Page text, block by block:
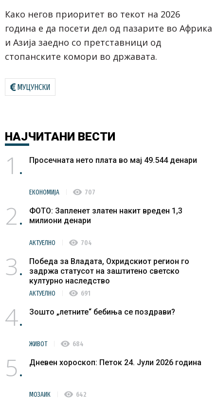
Како негов приоритет во текот на 2026
година е да посети дел од пазарите во Африка
и Азија заедно со претставници од
стопанските комори во државата.
МУЦУНСКИ
НАЈЧИТАНИ ВЕСТИ
1 Просечната нето плата во мај 49.544 денари
ЕКОНОМИЈА visibility 707
2
ФОТО: Запленет златен накит вреден 1,3
милиони денари
АКТУЕЛНО visibility 704
3
Победа за Владата, Охридскиот регион го
задржа статусот на заштитено светско
културно наследство
АКТУЕЛНО visibility 691
4 Зошто „летните“ бебиња се поздрави?
ЖИВОТ visibility 684
5 Дневен хороскоп: Петок 24. Јули 2026 година
МОЗАИК visibility 642